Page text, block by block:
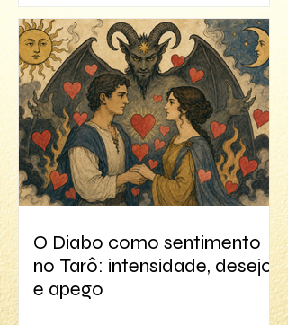
O Diabo como sentimento
no Tarô: intensidade, desejo
e apego